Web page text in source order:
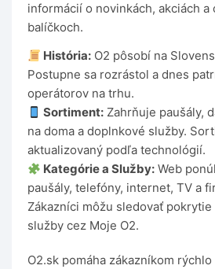
informácií o novinkách, akciách a
balíčkoch.
História: O2 pôsobí na
Postupne sa rozrástol a dnes
operátorov na trhu.
Sortiment: Zahrňuje paušály,
na doma a doplnkové služby.
aktualizovaný podľa technológií.
Kategórie a Služby: Web
paušály, telefóny, internet, TV a
Zákazníci môžu sledovať
služby cez Moje O2.
O2.sk pomáha zákazníkom